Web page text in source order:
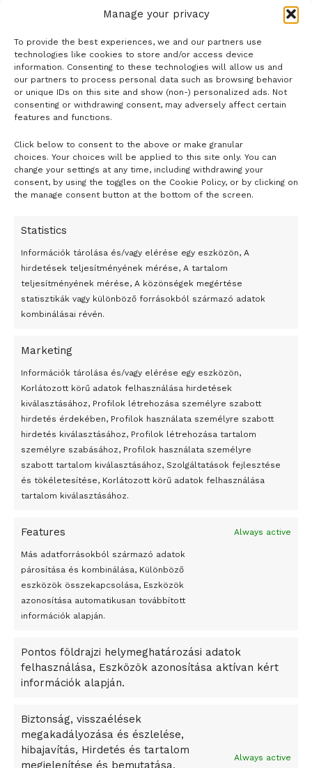
Manage your privacy
To provide the best experiences, we and our partners use
technologies like cookies to store and/or access device
information. Consenting to these technologies will allow us and
our partners to process personal data such as browsing behavior
or unique IDs on this site and show (non-) personalized ads. Not
consenting or withdrawing consent, may adversely affect certain
features and functions.
Click below to consent to the above or make granular
choices. Your choices will be applied to this site only. You can
change your settings at any time, including withdrawing your
consent, by using the toggles on the Cookie Policy, or by clicking on
the manage consent button at the bottom of the screen.
Statistics
Információk tárolása és/vagy elérése egy eszközön, A
hirdetések teljesítményének mérése, A tartalom
teljesítményének mérése, A közönségek megértése
statisztikák vagy különböző forrásokból származó adatok
kombinálásai révén.
Marketing
Információk tárolása és/vagy elérése egy eszközön,
Korlátozott körű adatok felhasználása hirdetések
kiválasztásához, Profilok létrehozása személyre szabott
hirdetés érdekében, Profilok használata személyre szabott
hirdetés kiválasztásához, Profilok létrehozása tartalom
személyre szabásához, Profilok használata személyre
szabott tartalom kiválasztásához, Szolgáltatások fejlesztése
és tökéletesítése, Korlátozott körű adatok felhasználása
tartalom kiválasztásához.
Features Always active
Más adatforrásokból származó adatok
párosítása és kombinálása, Különböző
eszközök összekapcsolása, Eszközök
azonosítása automatikusan továbbított
információk alapján.
Pontos földrajzi helymeghatározási adatok
felhasználása, Eszközök azonosítása aktívan kért
információk alapján.
Biztonság, visszaélések
megakadályozása és észlelése,
hibajavítás, Hirdetés és tartalom
megjelenítése és bemutatása,
Always active
- H I R D E T É S -
Átmenetileg szünetelnek az összecsapások Bahmutnál
Egy vagyonért adták el Banksy művét miután elégették.
Az 1950-ben elhunyt alkotók művei szabadon
felhasználhatóvá válnak
Peking – A visegrádi országok zsidó kulturális örökségét
bemutató fotókiállítás nyílt
Megveszi az osztrák Wienerberger az amerikai Meridian
Bricket
A Startup Campus egyetemi programjainak legjobbjai az
A Ringo Starr új albummal jelentkezik
A Vajdasági Magyar Szövetség államtitkárait kinevezték
Dzsingisz kán hódító hadjárata okozta
Kuramagomedov ötödik, Muszukajev elődöntős – Birkózó
világkupa